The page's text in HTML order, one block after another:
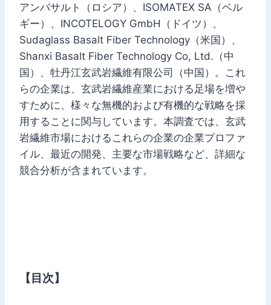
アンバサルト（ロシア）、ISOMATEX SA（ベル
ギー）、INCOTELOGY GmbH（ドイツ）、
Sudaglass Basalt Fiber Technology（米国）、
Shanxi Basalt Fiber Technology Co, Ltd.（中
国）、牡丹江玄武岩繊維有限公司（中国）。これ
らの企業は、玄武岩繊維産業における足場を増や
すために、様々な無機的および有機的な戦略を採
用することに関与しています。本調査では、玄武
岩繊維市場におけるこれらの企業の企業プロファ
イル、最近の開発、主要な市場戦略など、詳細な
競合分析が含まれています。
【目次】